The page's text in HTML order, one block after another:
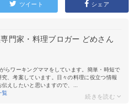
ツイート シェア
門家・料理ブロガー どめさん
らワーキングママをしています。簡単・時短で
、考案しています。日々の料理に役立つ情報
えしたいと思いますので、...
覧